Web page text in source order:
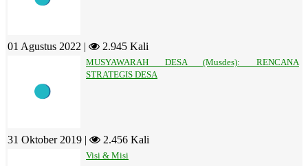
01 Agustus 2022 | 2.945 Kali
MUSYAWARAH DESA (Musdes): RENCANA
STRATEGIS DESA
31 Oktober 2019 | 2.456 Kali
Visi & Misi